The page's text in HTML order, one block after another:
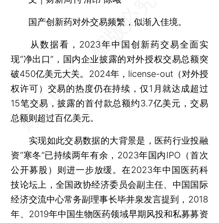
国产创新药对外交易频繁，似渐入佳境。
从数据看，2023年中国创新药交易全面实
现“净出口”，国内企业披露的对外授权交易总额突
破450亿美元大关。2024年，license-out（对外授
权许可）交易的热度仍在持续，仅1月就达成超过
15笔交易，披露的首付款总额约3.7亿美元，交易
总额则超过百亿美元。
实现如此交易数据的大背景是，医药行业投融
资“寒冬”已持续两年有余，2023年国内IPO（首次
公开募股）则进一步放缓。在2023年中国医药科
技论坛上，全国政协经济委员会副主任、中国国际
经济交流中心常务副理事长毕井泉发言提到，2018
年、2019年中国生物医药领域早期风投和私募募资